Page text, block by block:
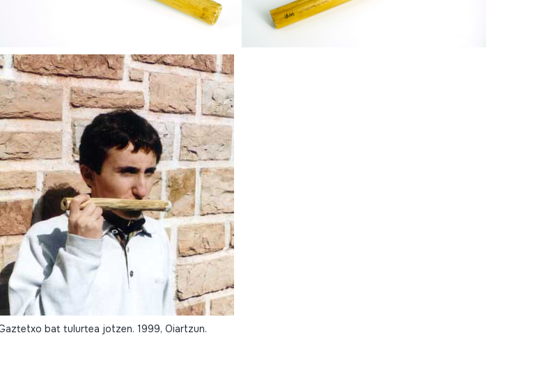
bat tulurtea jotzen. 1999, Oiartzun.